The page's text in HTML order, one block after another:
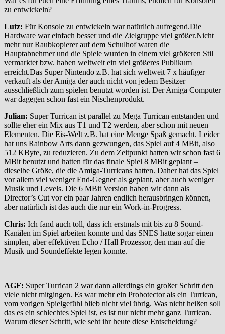
zu entwickeln?
Lutz: Für Konsole zu entwickeln war natürlich aufregend.Die
Hardware war einfach besser und die Zielgruppe viel größer.Nicht
mehr nur Raubkopierer auf dem Schulhof waren die
Hauptabnehmer und die Spiele wurden in einem viel größeren Stil
vermarktet bzw. haben weltweit ein viel größeres Publikum
erreicht.Das Super Nintendo z.B. hat sich weltweit 7 x häufiger
verkauft als der Amiga der auch nicht von jedem Besitzer
ausschließlich zum spielen benutzt worden ist. Der Amiga Computer
war dagegen schon fast ein Nischenprodukt.
Julian: Super Turrican ist parallel zu Mega Turrican entstanden und
sollte eher ein Mix aus T1 und T2 werden, aber schon mit neuen
Elementen. Die Eis-Welt z.B. hat eine Menge Spaß gemacht. Leider
hat uns Rainbow Arts dann gezwungen, das Spiel auf 4 MBit, also
512 KByte, zu reduzieren. Zu dem Zeitpunkt hatten wir schon fast 6
MBit benutzt und hatten für das finale Spiel 8 MBit geplant –
dieselbe Größe, die die Amiga-Turricans hatten. Daher hat das Spiel
vor allem viel weniger End-Gegner als geplant, aber auch weniger
Musik und Levels. Die 6 MBit Version haben wir dann als
Director’s Cut vor ein paar Jahren endlich herausbringen können,
aber natürlich ist das auch die nur ein Work-in-Progress.
Chris: Ich fand auch toll, dass ich erstmals mit bis zu 8 Sound-
Kanälen im Spiel arbeiten konnte und das SNES hatte sogar einen
simplen, aber effektiven Echo / Hall Prozessor, den man auf die
Musik und Soundeffekte legen konnte.
AGF: Super Turrican 2 war dann allerdings ein großer Schritt den
viele nicht mitgingen. Es war mehr ein Probotector als ein Turrican,
vom vorigen Spielgefühl blieb nicht viel übrig. Was nicht heißen soll
das es ein schlechtes Spiel ist, es ist nur nicht mehr ganz Turrican.
Warum dieser Schritt, wie seht ihr heute diese Entscheidung?